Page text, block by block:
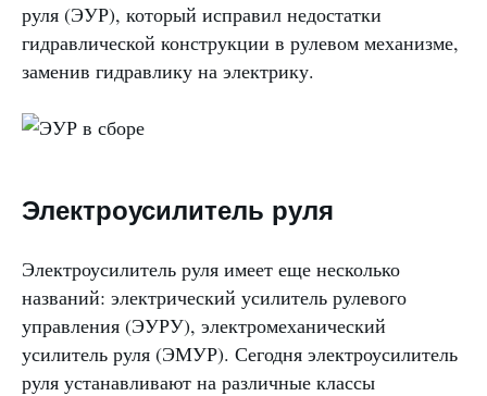
руля (ЭУР), который исправил недостатки
гидравлической конструкции в рулевом механизме,
заменив гидравлику на электрику.
Электроусилитель руля
Электроусилитель руля имеет еще несколько
названий: электрический усилитель рулевого
управления (ЭУРУ), электромеханический
усилитель руля (ЭМУР). Сегодня электроусилитель
руля устанавливают на различные классы